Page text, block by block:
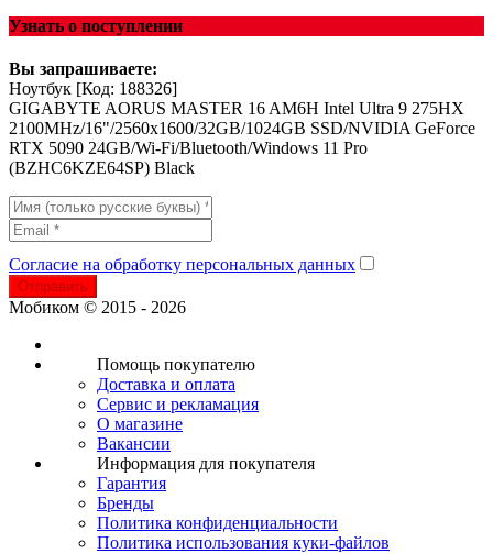
Узнать о поступлении
Вы запрашиваете:
Ноутбук [Код: 188326]
GIGABYTE AORUS MASTER 16 AM6H Intel Ultra 9 275HX
2100MHz/16"/2560x1600/32GB/1024GB SSD/NVIDIA GeForce
RTX 5090 24GB/Wi-Fi/Bluetooth/Windows 11 Pro
(BZHC6KZE64SP) Black
Согласие на обработку персональных данных
Отправить
Мобиком © 2015 - 2026
Помощь покупателю
Доставка и оплата
Сервис и рекламация
О магазине
Вакансии
Информация для покупателя
Гарантия
Бренды
Политика конфиденциальности
Политика использования куки-файлов